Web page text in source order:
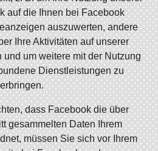
auf die Ihnen bei Facebook
auszuwerten, andere
Ihre Aktivitäten auf unserer
und um weitere mit der Nutzung
Dienstleistungen zu
erbringen.
dass Facebook die über
gesammelten Daten Ihrem
müssen Sie sich vor Ihrem